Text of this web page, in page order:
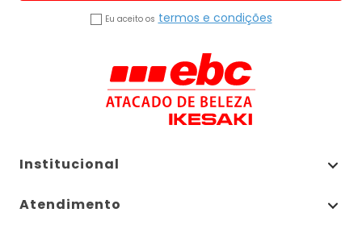
Eu aceito os termos e condições
Institucional
Atendimento